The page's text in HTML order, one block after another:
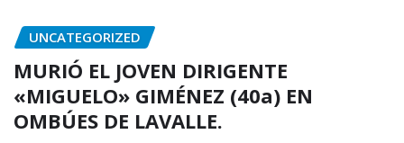
UNCATEGORIZED
MURIÓ EL JOVEN DIRIGENTE
«MIGUELO» GIMÉNEZ (40a) EN
OMBÚES DE LAVALLE.